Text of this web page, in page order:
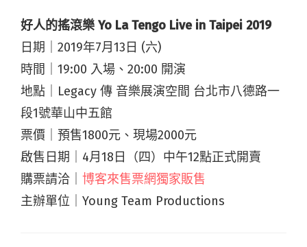
好人的搖滾樂 Yo La Tengo Live in Taipei 2019
日期｜2019年7月13日 (六)
時間｜19:00 入場、20:00 開演
地點｜Legacy 傳 音樂展演空間 台北市八德路一
段1號華山中五館
票價｜預售1800元、現場2000元
啟售日期｜4月18日（四）中午12點正式開賣
購票請洽｜ 博客來售票網獨家販售
主辦單位｜Young Team Productions